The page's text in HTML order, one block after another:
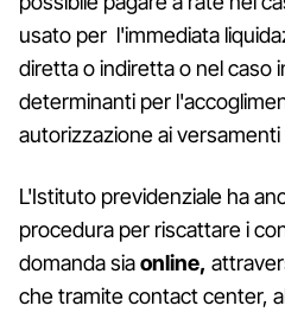
usato per l'immediata
diretta o indiretta o nel caso
determinanti per
autorizzazione ai
L'Istituto previdenziale ha
procedura per riscattare i
domanda siaonline,
che tramite contact center,